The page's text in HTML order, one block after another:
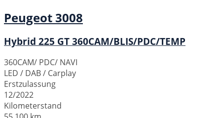
Peugeot 3008
Hybrid 225 GT 360CAM/BLIS/PDC/TEMP
360CAM/ PDC/ NAVI
LED / DAB / Carplay
Erstzulassung
12/2022
Kilometerstand